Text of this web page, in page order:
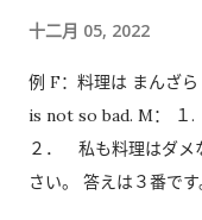
十二月 05, 2022
例 F：料理は まんざ
is not so bad. M： １.
２． 私も料理はダメ
さい。 答えは３番で